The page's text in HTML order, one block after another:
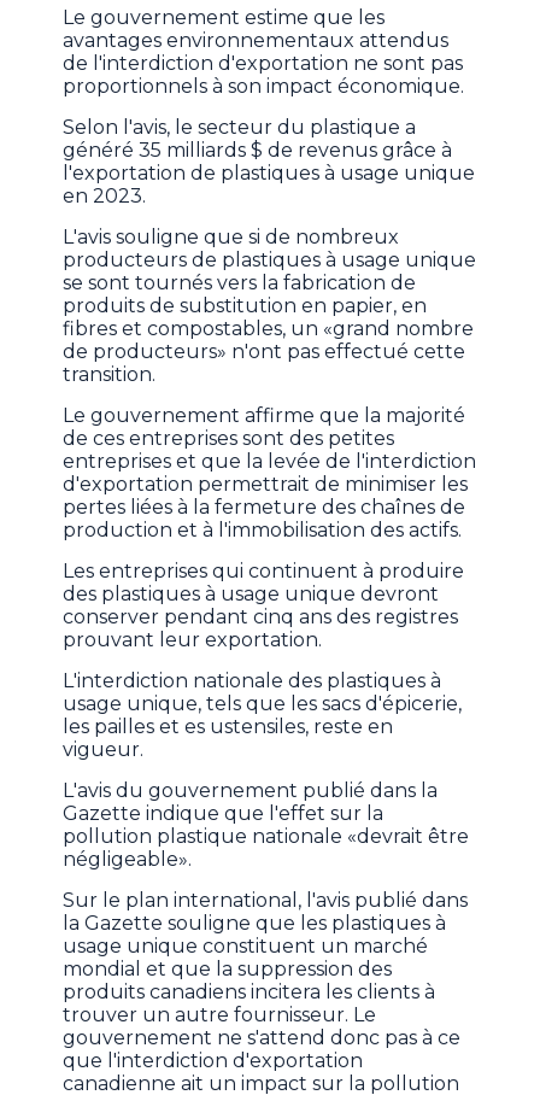
Le gouvernement estime que les
avantages environnementaux attendus
de l'interdiction d'exportation ne sont pas
proportionnels à son impact économique.
Selon l'avis, le secteur du plastique a
généré 35 milliards $ de revenus grâce à
l'exportation de plastiques à usage unique
en 2023.
L'avis souligne que si de nombreux
producteurs de plastiques à usage unique
se sont tournés vers la fabrication de
produits de substitution en papier, en
fibres et compostables, un «grand nombre
de producteurs» n'ont pas effectué cette
transition.
Le gouvernement affirme que la majorité
de ces entreprises sont des petites
entreprises et que la levée de l'interdiction
d'exportation permettrait de minimiser les
pertes liées à la fermeture des chaînes de
production et à l'immobilisation des actifs.
Les entreprises qui continuent à produire
des plastiques à usage unique devront
conserver pendant cinq ans des registres
prouvant leur exportation.
L'interdiction nationale des plastiques à
usage unique, tels que les sacs d'épicerie,
les pailles et es ustensiles, reste en
vigueur.
L'avis du gouvernement publié dans la
Gazette indique que l'effet sur la
pollution plastique nationale «devrait être
négligeable».
Sur le plan international, l'avis publié dans
la Gazette souligne que les plastiques à
usage unique constituent un marché
mondial et que la suppression des
produits canadiens incitera les clients à
trouver un autre fournisseur. Le
gouvernement ne s'attend donc pas à ce
que l'interdiction d'exportation
canadienne ait un impact sur la pollution